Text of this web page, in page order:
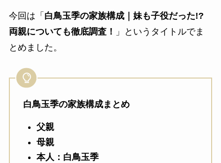
今回は「 白鳥玉季の家族構成｜妹も子役だった!?
両親についても徹底調査！
」というタイトルでま
とめました。
白鳥玉季の家族構成まとめ
父親
母親
本人：白鳥玉季